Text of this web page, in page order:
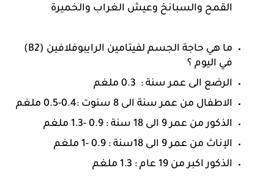
القمح والسبانخ وعيش الغراب والخميرة
في اليوم ؟
الرضع الى عمر سنة :  0.3 ملغم
الاطفال من عمر سنة الى 8 سنوت :0.4-0.5 ملغم
الذكور من عمر 9 الى 18 سنة : 0.9 -1.3 ملغم
الإناث من عمر 9 الى 18سنة : 0.9 -1 ملغم
الذكور اكبر من 19 عام : 1.3 ملغم